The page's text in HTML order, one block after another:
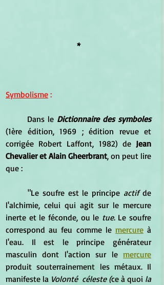
*
Symbolisme :
	Dans le
Dictionnaire des symboles
(1ère édition, 1969 ; édition revue et
corrigée Robert Laffont, 1982) de Jean
Chevalier et Alain Gheerbrant, on peut lire
que :
	"Le soufre est le principe
actif de
l'alchimie, celui qui agit sur le mercure
inerte et le féconde, ou le tue. Le soufre
correspond au feu comme le mercure à
l'eau. Il est le principe générateur
masculin dont l'action sur le mercure
produit souterrainement les métaux. Il
manifeste la Volonté  céleste (ce à quoi la